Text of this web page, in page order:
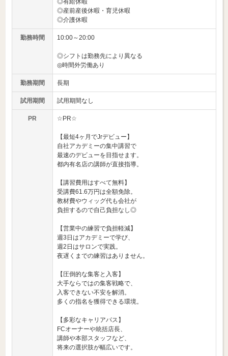
◎有給休暇
◎産前産後休暇・育児休暇
◎介護休暇
勤務時間 10:00～20:00
◎シフトは勤務先により異なる
◎時間外労働あり
勤務期間 長期
試用期間 試用期間なし
PR ☆PR☆
【最短4ヶ月でJrデビュー】
自社アカデミーの集中講習で
最速のデビューを目指せます。
都内有名店の講師が直接指導。
【講習費用はすべて無料】
受講費61.6万円は全額免除。
教材費やウィッグ代も会社が
負担するので自己負担なし◎
【営業中の練習で負担軽減】
週3日はアカデミーで学び、
週2日はサロンで実践。
夜遅くまでの練習はありません。
【圧倒的な集客と入客】
大手ならではの集客戦略で、
入客できない不安を解消。
多くの指名を獲得できる環境。
【多彩なキャリアパス】
FCオーナーや統括店長、
講師や本部スタッフなど、
将来の選択肢が幅広いです。